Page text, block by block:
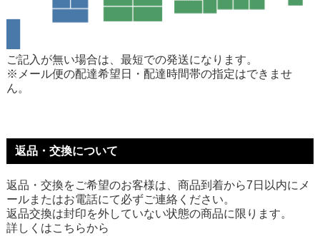
ご記入が無い場合は、最短での発送になります。
※メール便の配達希望日・配達時間帯の指定はできませ
ん。
返品・交換について
返品・交換をご希望のお客様は、商品到着から7日以内にメ
ールまたはお電話にて必ずご連絡ください。
返品交換は封印を外していない状態の商品に限ります。
詳しくはこちらから